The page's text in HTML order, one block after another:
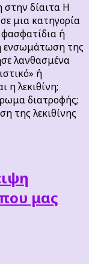
δίαιτα Η
μια κατηγορία
ή
ενσωμάτωση της
λανθασμένα
ή
η λεκιθίνη;
διατροφής;
της λεκιθίνης
μας